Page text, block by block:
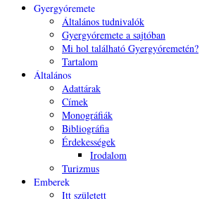
Gyergyóremete
Általános tudnivalók
Gyergyóremete a sajtóban
Mi hol található Gyergyóremetén?
Tartalom
Általános
Adattárak
Címek
Monográfiák
Bibliográfia
Érdekességek
Irodalom
Turizmus
Emberek
Itt született